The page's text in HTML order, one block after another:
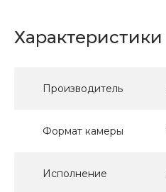
Характеристики
Производитель
Формат камеры
Исполнение